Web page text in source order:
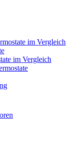
im Vergleich
im Vergleich